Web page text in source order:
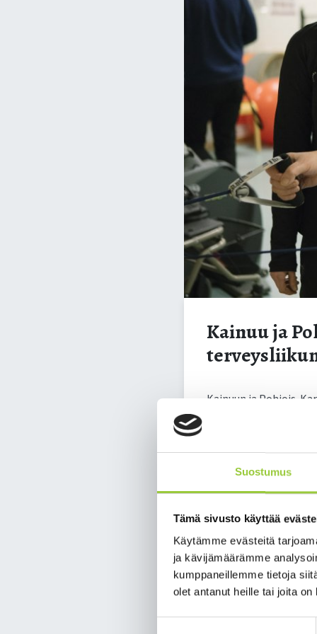
Suostumus
Tämä sivusto käyttää
Käytämme evästeitä
ja kävijämäärämme
kumppaneillemme tietoja
olet antanut heille tai joita
Kainuu ja
Kainuun ja Pohjois-
kolmivuotinen
kehittää ja
rakentaa sujuva
"On hienoa nähdä,
Ikäinstituutin
hyvinvointialueiden
Seuraavien kolmen